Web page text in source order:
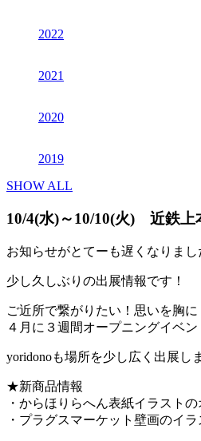
2022
2021
2020
2019
SHOW ALL
10/4(水)～10/10(火) 近鉄上
お知らせがとてーも遅くなりまし
少し久しぶりの出展情報です！
ご近所で繋がりたい！思いを胸に
４月に３週間オープニングイベ
yoridonoも場所を少し広く出展し
★新商品情報
・からほりらへん表紙イラスト
・プラグスマーケット壁画のイ